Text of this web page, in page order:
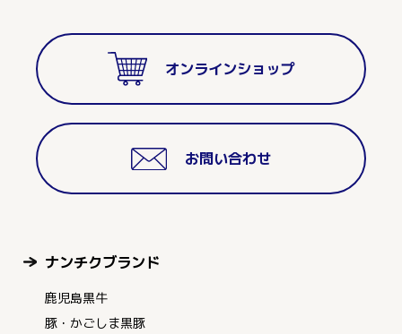
オンラインショップ
お問い合わせ
ナンチクブランド
鹿児島黒牛
豚・かごしま黒豚